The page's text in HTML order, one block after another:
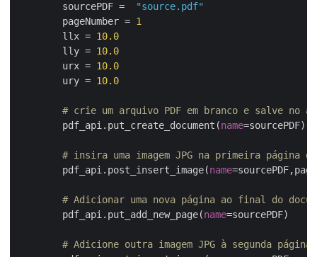
        sourcePDF =
"source.pdf"
        pageNumber =
1
        llx =
10.0
        lly =
10.0
        urx =
10.0
        ury =
10.0
# crie um arquivo PDF em branco e salve no
        pdf_api.put_create_document(
name=sourcePDF)
# insira uma imagem JPG na primeira página
        pdf_api.post_insert_image(
name
# Adicionar uma nova página ao final do
        pdf_api.put_add_new_page(
name=sourcePDF)
# Adicione outra imagem JPG à segunda página